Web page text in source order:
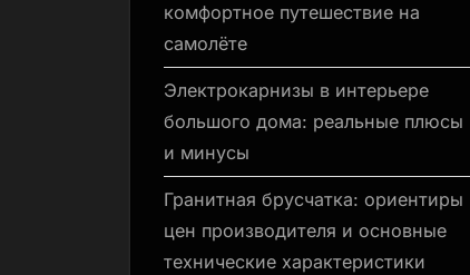
комфортное путешествие на
самолёте
Электрокарнизы в интерьере
большого дома: реальные плюсы
и минусы
Гранитная брусчатка: ориентиры
цен производителя и основные
технические характеристики